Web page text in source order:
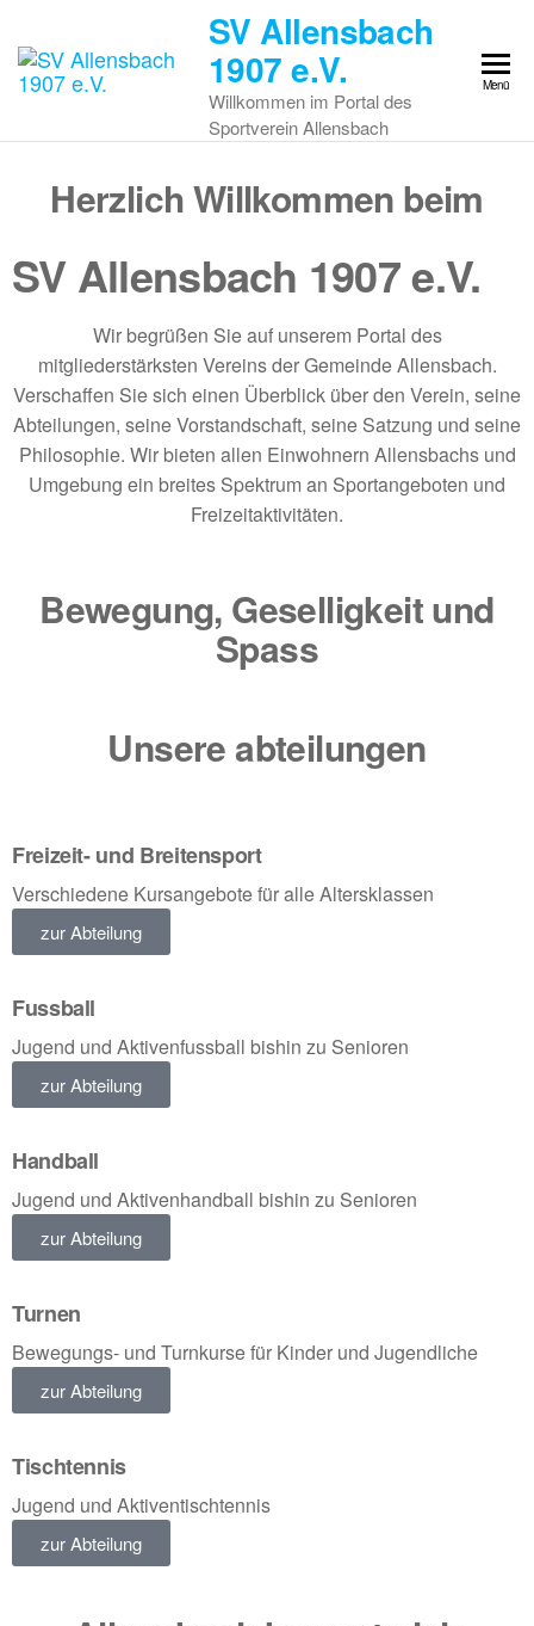
SV Allensbach
1907 e.V.
Willkommen im Portal des
Sportverein Allensbach
Menü
Herzlich Willkommen beim
SV Allensbach 1907 e.V.
Wir begrüßen Sie auf unserem Portal des
mitgliederstärksten Vereins der Gemeinde Allensbach.
Verschaffen Sie sich einen Überblick über den Verein, seine
Abteilungen, seine Vorstandschaft, seine Satzung und seine
Philosophie. Wir bieten allen Einwohnern Allensbachs und
Umgebung ein breites Spektrum an Sportangeboten und
Freizeitaktivitäten.
Bewegung, Geselligkeit und
Spass
Unsere abteilungen
Freizeit- und Breitensport
Verschiedene Kursangebote für alle Altersklassen
zur Abteilung
Fussball
Jugend und Aktivenfussball bishin zu Senioren
zur Abteilung
Handball
Jugend und Aktivenhandball bishin zu Senioren
zur Abteilung
Turnen
Bewegungs- und Turnkurse für Kinder und Jugendliche
zur Abteilung
Tischtennis
Jugend und Aktiventischtennis
zur Abteilung